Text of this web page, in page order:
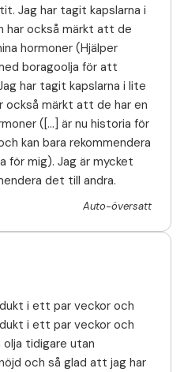
Jag har tagit kapslarna i
har också märkt att de
hormoner (Hjälper
boragoolja för att
har tagit kapslarna i lite
också märkt att de har en
([...] är nu historia för
kan bara rekommendera
för mig). Jag är mycket
det till andra.
Auto-översatt
i ett par veckor och
i ett par veckor och
olja tidigare utan
och så glad att jag har